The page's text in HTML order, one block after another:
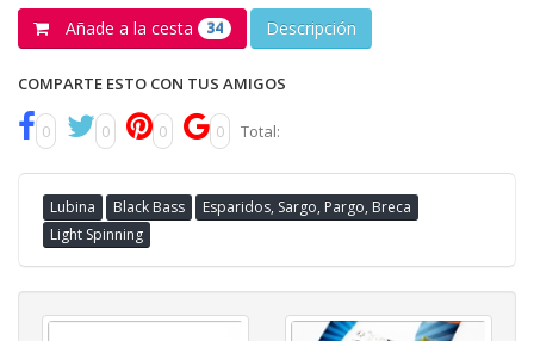
Añade a la cesta 34 Descripción
COMPARTE ESTO CON TUS AMIGOS
0 0 0 0 Total:
Lubina Black Bass
Esparidos, Sargo, Pargo, Breca
Light Spinning